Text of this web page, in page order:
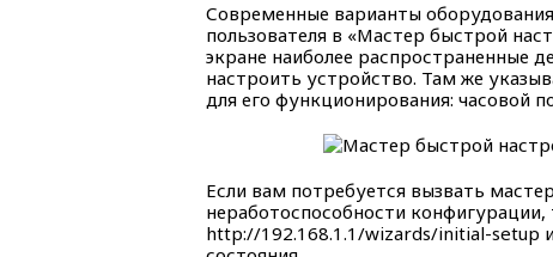
Современные варианты
пользователя в «Мастер быстрой
экране наиболее распространенные
настроить устройство. Там же
для его функционирования: часовой
Если вам потребуется вызвать
неработоспособности
http://192.168.1.1/wizards/initial-setup